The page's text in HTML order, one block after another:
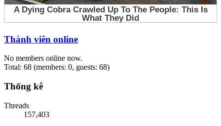
Thành viên online
No members online now.
Total: 68 (members: 0, guests: 68)
Thống kê
Threads
157,403